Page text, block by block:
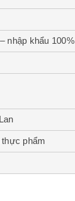
nhập khẩu 100%
thực phẩm